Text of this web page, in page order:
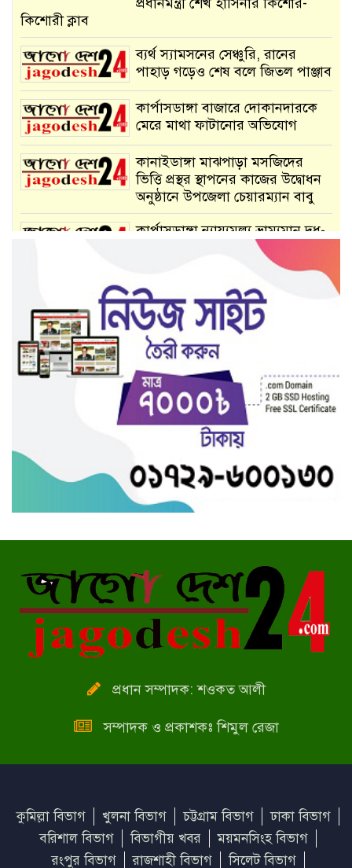
কিশোরী ক্লাব
ব্যর্থ স্যামসনের সেঞ্চুরি, রানের
পাহাড় গড়েও শেষ বলে জিতল পাঞ্জাব
কার্পাসডাঙ্গা বাজারে দোকানদারকে
মেরে মাথা ফাটানোর অভিযোগ
কানাইডাঙ্গা মাঝপাড়া মসজিদের
ভিত্তি প্রস্থর স্থাপনের কাজের উদ্বোধন
অনুষ্ঠানে উপজেলা চেয়ারম্যান বাবু
কার্পাসডাঙ্গা ন্যায্যমূল্য ভ্রাম্যমান দুধ-
ডিম ও মাংশ বিক্রি অনুষ্ঠিত
নাটুদাহ চারুলিয়ার ওয়ার্ড আ:লীগের
সভাপতির মৃত্যু:উপজেলা
চেয়ারম্যানের শোক প্রকাশ
কার্পাসডাঙ্গায় বিএনপি নেতার ছেলে
হেরোইন সহ পুলিশের হাতে আটক
কুড়ুলগাছি বুইচিতলায় ১ সন্তানের
জননী রাজমিস্ত্রির হাত ধরে অজানায়
পাড়ি:রাতের আঁধারে মোটা অংকের
টাকায় দফারফা
ঢাকা ছাড়ছেন হাজারো মানুষ
চুয়াডাঙ্গায় জমি লিখে না দেয়ায় ঘরে
আটকে বাবাকে মারধর করলো দুই
প্রধান সম্পাদক: শওকত আলী
সম্পাদক ও প্রকাশকঃ শিমুল রেজা
কুমিল্লা বিভাগ খুলনা বিভাগ চট্টগ্রাম বিভাগ
ঢাকা বিভাগ
বরিশাল বিভাগ
বিভাগীয় খবর
ময়মনসিংহ বিভাগ
রংপুর বিভাগ
রাজশাহী বিভাগ সিলেট বিভাগ